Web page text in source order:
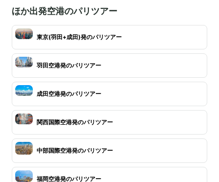
ほか出発空港のパリツアー
東京(羽田+成田)発のパリツアー
羽田空港発のパリツアー
成田空港発のパリツアー
関西国際空港発のパリツアー
中部国際空港発のパリツアー
福岡空港発のパリツアー